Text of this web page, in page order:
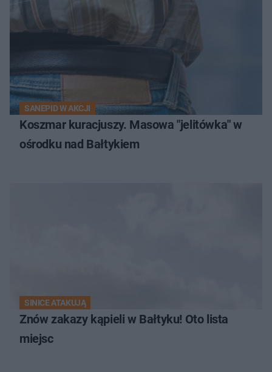
SANEPID W AKCJI
Koszmar kuracjuszy. Masowa "jelitówka" w
ośrodku nad Bałtykiem
SINICE ATAKUJĄ
Znów zakazy kąpieli w Bałtyku! Oto lista
miejsc